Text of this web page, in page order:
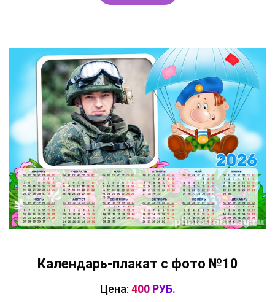
Календарь-плакат с фото №10
Цена: 400 РУБ.